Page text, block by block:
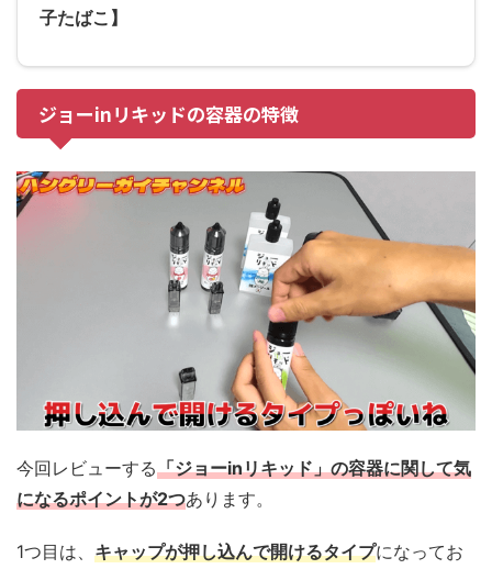
子たばこ】
ジョーinリキッドの容器の特徴
今回レビューする「ジョーinリキッド」の容器に関して気
になるポイントが2つあります。
1つ目は、 キャップが押し込んで開けるタイプになってお